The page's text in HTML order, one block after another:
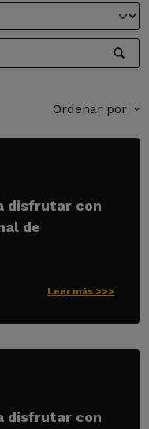
Ordenar por
disfrutar con
de
Leer más >>>
disfrutar con